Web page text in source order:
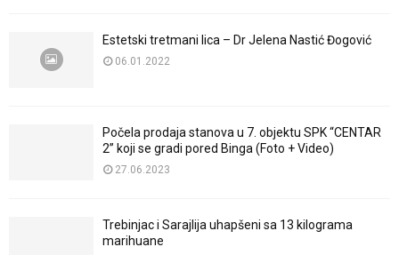
Estetski tretmani lica – Dr Jelena Nastić Đogović
06.01.2022
Počela prodaja stanova u 7. objektu SPK “CENTAR
2” koji se gradi pored Binga (Foto + Video)
27.06.2023
Trebinjac i Sarajlija uhapšeni sa 13 kilograma
marihuane